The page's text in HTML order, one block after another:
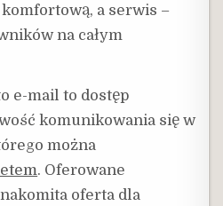
a serwis –
na całym
e-mail to dostęp
komunikowania się w
można
. Oferowane
oferta dla